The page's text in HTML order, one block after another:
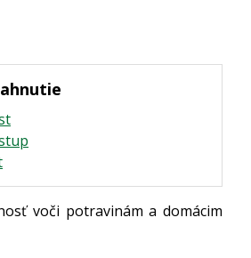
voči potravinám a domácim